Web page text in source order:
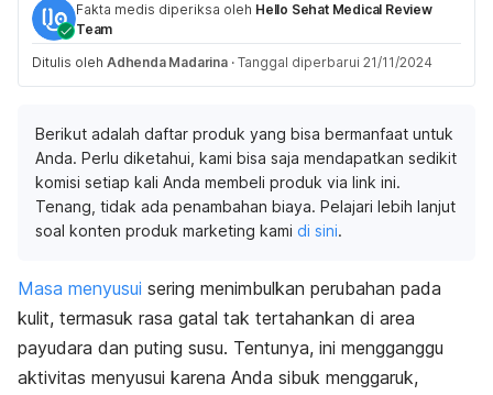
Fakta medis diperiksa oleh Hello Sehat Medical Review
Team
Ditulis oleh Adhenda Madarina · Tanggal diperbarui 21/11/2024
Berikut adalah daftar produk yang bisa bermanfaat untuk
Anda. Perlu diketahui, kami bisa saja mendapatkan sedikit
komisi setiap kali Anda membeli produk via link ini.
Tenang, tidak ada penambahan biaya. Pelajari lebih lanjut
soal konten produk marketing kami di sini.
Masa menyusui sering menimbulkan perubahan pada
kulit, termasuk rasa gatal tak tertahankan di area
payudara dan puting susu. Tentunya, ini mengganggu
aktivitas menyusui karena Anda sibuk menggaruk,